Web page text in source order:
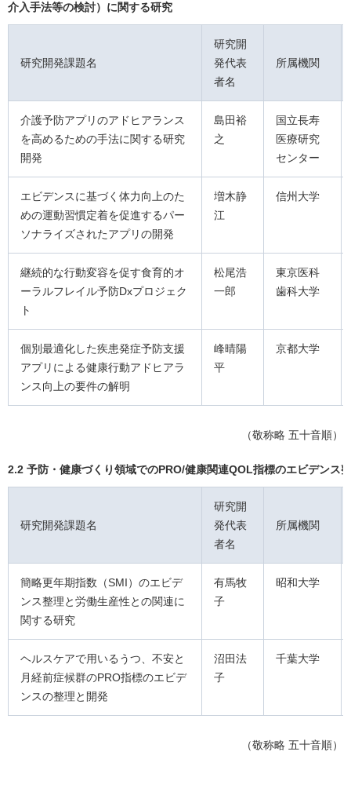
介入手法等の検討）に関する研究
研究開発課題名
研究開
発代表
者名
所属機関
介護予防アプリのアドヒアランス
を高めるための手法に関する研究
開発
島田裕
之
国立長寿
医療研究
センター
エビデンスに基づく体力向上のた
めの運動習慣定着を促進するパー
ソナライズされたアプリの開発
増木静
江
信州大学
継続的な行動変容を促す食育的オ
ーラルフレイル予防Dxプロジェク
ト
松尾浩
一郎
東京医科
歯科大学
個別最適化した疾患発症予防支援
アプリによる健康行動アドヒアラ
ンス向上の要件の解明
峰晴陽
平
京都大学
（敬称略 五十音順）
2.2 予防・健康づくり領域でのPRO/健康関連QOL指標のエビデンス
研究開発課題名
研究開
発代表
者名
所属機関
簡略更年期指数（SMI）のエビデ
ンス整理と労働生産性との関連に
関する研究
有馬牧
子
昭和大学
ヘルスケアで用いるうつ、不安と
月経前症候群のPRO指標のエビデ
ンスの整理と開発
沼田法
子
千葉大学
（敬称略 五十音順）